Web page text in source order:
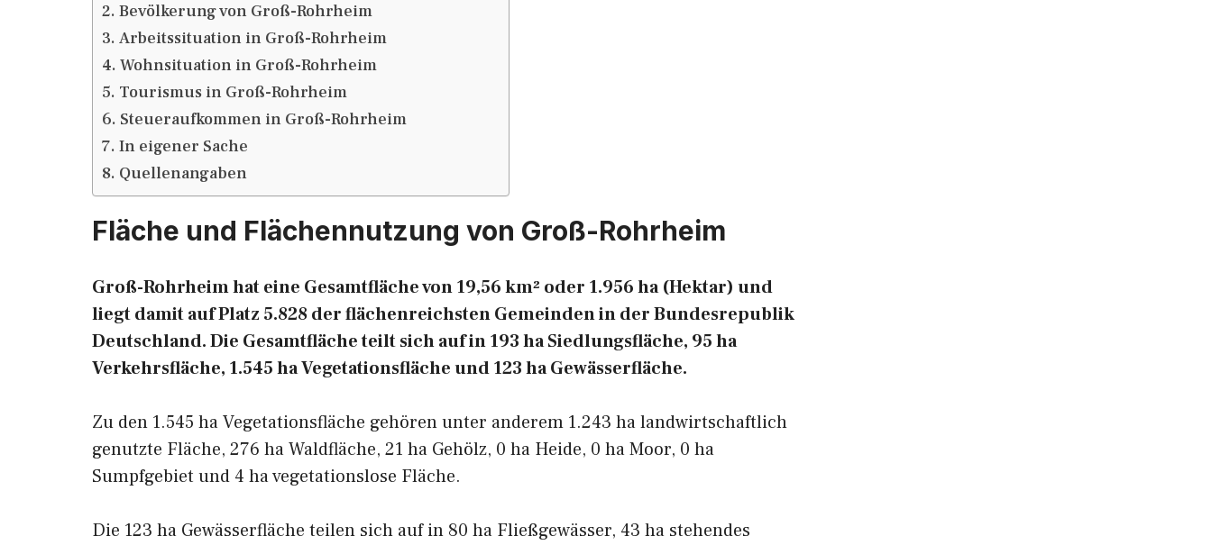
Bevölkerung von Groß-Rohrheim
Arbeitssituation in Groß-Rohrheim
Wohnsituation in Groß-Rohrheim
Tourismus in Groß-Rohrheim
Steueraufkommen in Groß-Rohrheim
In eigener Sache
Quellenangaben
Fläche und Flächennutzung von Groß-Rohrheim
Groß-Rohrheim hat eine Gesamtfläche von 19,56 km² oder 1.956 ha (Hektar) und
liegt damit auf Platz 5.828 der flächenreichsten Gemeinden in der Bundesrepublik
Deutschland. Die Gesamtfläche teilt sich auf in 193 ha Siedlungsfläche, 95 ha
Verkehrsfläche, 1.545 ha Vegetationsfläche und 123 ha Gewässerfläche.
Zu den 1.545 ha Vegetationsfläche gehören unter anderem 1.243 ha landwirtschaftlich
genutzte Fläche, 276 ha Waldfläche, 21 ha Gehölz, 0 ha Heide, 0 ha Moor, 0 ha
Sumpfgebiet und 4 ha vegetationslose Fläche.
Die 123 ha Gewässerfläche teilen sich auf in 80 ha Fließgewässer, 43 ha stehendes